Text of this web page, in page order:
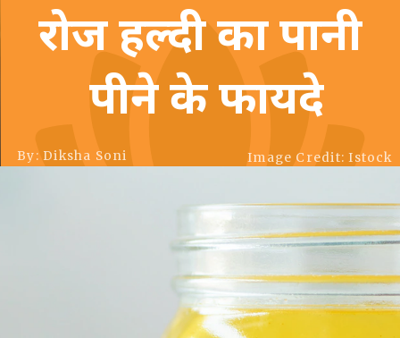
रोज हल्दी का पानी
पीने के फायदे
By: Diksha Soni Image Credit: Istock